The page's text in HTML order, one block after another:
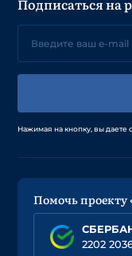
Подписаться на
Нажимая на кнопку, вы даете
Помочь
2202